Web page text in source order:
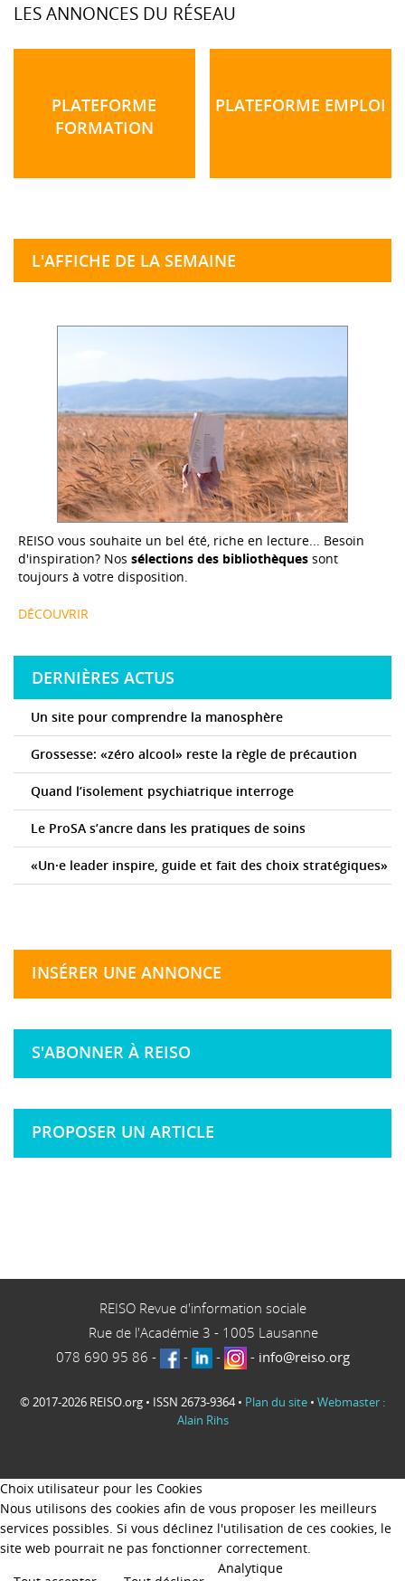
LES ANNONCES DU RÉSEAU
PLATEFORME
FORMATION
PLATEFORME EMPLOI
L'AFFICHE DE LA SEMAINE
REISO vous souhaite un bel été, riche en lecture... Besoin
d'inspiration? Nos sélections des bibliothèques sont
toujours à votre disposition.
DÉCOUVRIR
DERNIÈRES ACTUS
Un site pour comprendre la manosphère
Grossesse: «zéro alcool» reste la règle de précaution
Quand l’isolement psychiatrique interroge
Le ProSA s’ancre dans les pratiques de soins
«Un·e leader inspire, guide et fait des choix stratégiques»
INSÉRER UNE ANNONCE
S'ABONNER À REISO
PROPOSER UN ARTICLE
REISO Revue d'information sociale
Rue de l'Académie 3 - 1005 Lausanne
078 690 95 86 - - - - info@reiso.org
© 2017-2026 REISO.org • ISSN 2673-9364 • Plan du site • Webmaster :
Alain Rihs
Choix utilisateur pour les Cookies
Nous utilisons des cookies afin de vous proposer les meilleurs
services possibles. Si vous déclinez l'utilisation de ces cookies, le
site web pourrait ne pas fonctionner correctement.
Analytique